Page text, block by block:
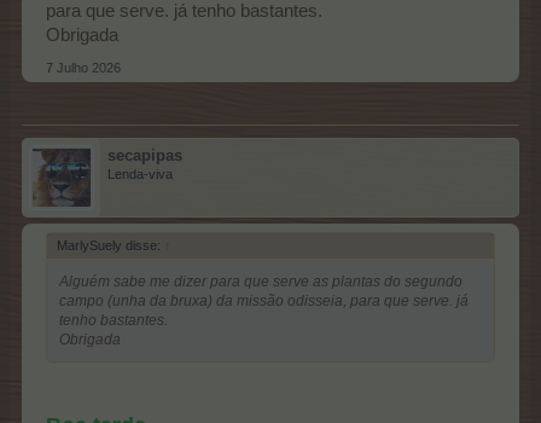
para que serve. já tenho bastantes.
Obrigada
7 Julho 2026
secapipas
Lenda-viva
MarlySuely disse: ↑
Alguém sabe me dizer para que serve as plantas do segundo
campo (unha da bruxa) da missão odisseia, para que serve. já
tenho bastantes.
Obrigada